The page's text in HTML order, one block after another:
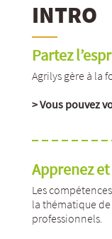
INTRO
Partez
Agrilys gère à la
>Vous pouvez
Apprenez
Les
la thématique
professionnels.